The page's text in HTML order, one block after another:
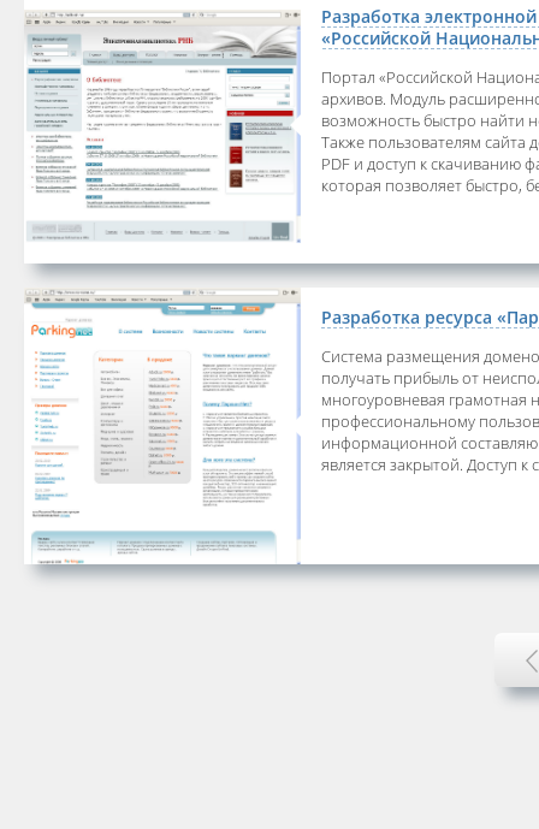
Разработка
«Российской
Портал «Российской
архивов. Модуль
возможность быстро найти
Также пользователям сайта
PDF и доступ к скачиванию
которая позволяет быстро,
Разработка ресурса
Система размещения
получать прибыль от
многоуровневая грамотная
профессиональному
информационной
является закрытой. Доступ